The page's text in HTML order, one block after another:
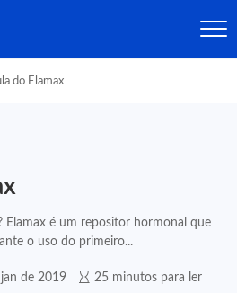
do Elamax
Elamax é um repositor hormonal que
o uso do primeiro...
de 2019 25 minutos para ler